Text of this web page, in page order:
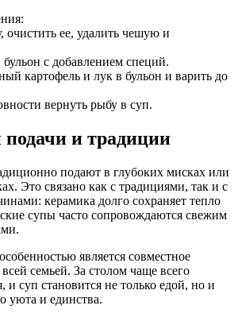
очистить ее, удалить чешую и
с добавлением специй.
картофель и лук в бульон и варить до
вернуть рыбу в суп.
подачи и традиции
подают в глубоких мисках или
Это связано как с традициями, так и с
керамика долго сохраняет тепло
супы часто сопровождаются свежим
является совместное
семьей. За столом чаще всего
и суп становится не только едой, но и
уюта и единства.